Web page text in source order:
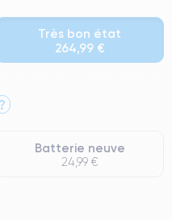
Très bon état
264,99 €
grade Premium.
?
Batterie neuve
24,99 €